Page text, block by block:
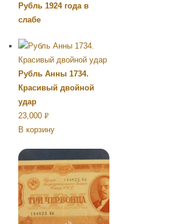
Рубль 1924 года в
слабе
Рубль Анны 1734.
Красивый двойной
удар
23,000 Р
УБ.
В корзину